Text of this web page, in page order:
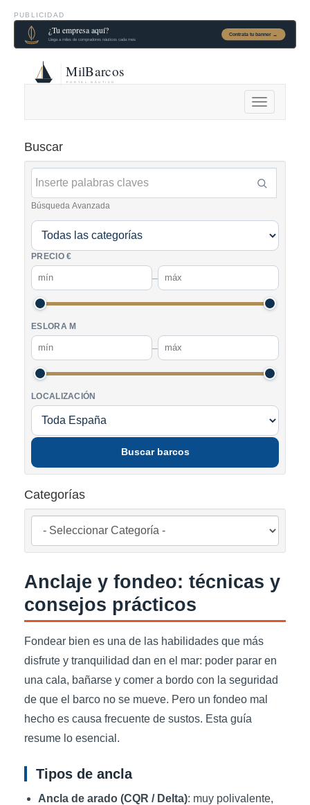
PUBLICIDAD
Alternar
navegación
Buscar
Búsqueda Avanzada
PRECIO €
–
ESLORA M
–
LOCALIZACIÓN
Buscar barcos
Categorías
Anclaje y fondeo: técnicas y
consejos prácticos
Fondear bien es una de las habilidades que más
disfrute y tranquilidad dan en el mar: poder parar en
una cala, bañarse y comer a bordo con la seguridad
de que el barco no se mueve. Pero un fondeo mal
hecho es causa frecuente de sustos. Esta guía
resume lo esencial.
Tipos de ancla
Ancla de arado (CQR / Delta): muy polivalente,